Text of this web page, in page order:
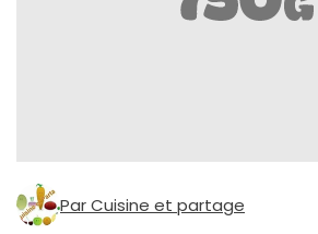
Par Cuisine et partage